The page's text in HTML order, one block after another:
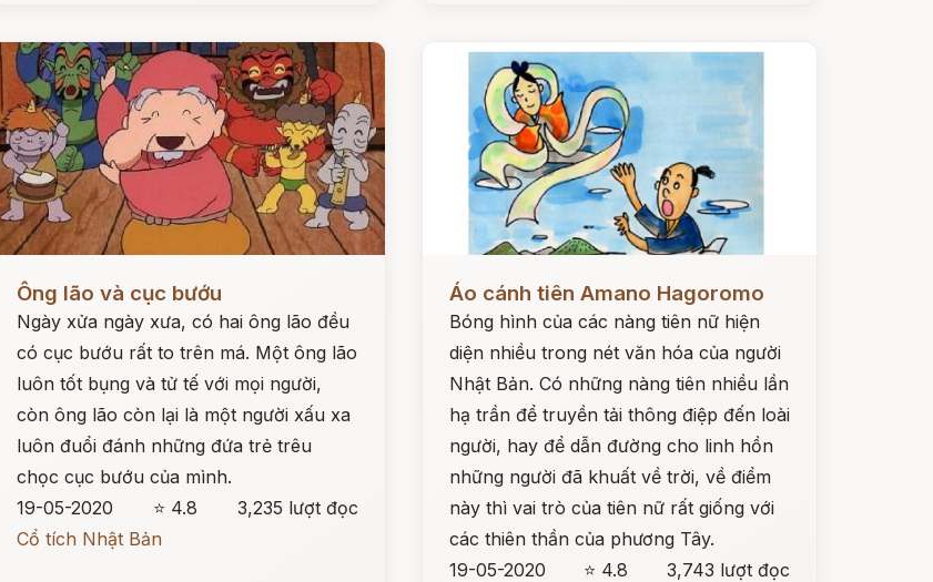
Đọc ngay
Ông lão và cục bướu
Ngày xửa ngày xưa, có hai ông lão đều
có cục bướu rất to trên má. Một ông lão
luôn tốt bụng và tử tế với mọi người,
còn ông lão còn lại là một người xấu xa
luôn đuổi đánh những đứa trẻ trêu
chọc cục bướu của mình.
19-05-2020
⭐ 4.8
3,235 lượt đọc
Cổ tích Nhật Bản
Đọc ngay
Áo cánh tiên Amano Hagoromo
Bóng hình của các nàng tiên nữ hiện
diện nhiều trong nét văn hóa của người
Nhật Bản. Có những nàng tiên nhiều lần
hạ trần để truyền tải thông điệp đến loài
người, hay để dẫn đường cho linh hồn
những người đã khuất về trời, về điểm
này thì vai trò của tiên nữ rất giống với
các thiên thần của phương Tây.
19-05-2020
⭐ 4.8
3,743 lượt đọc